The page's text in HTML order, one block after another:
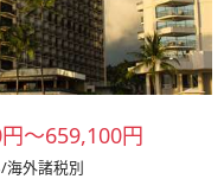
～659,100円
外諸税別